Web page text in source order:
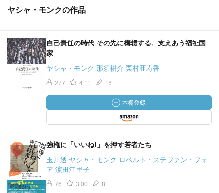
ヤシャ・モンクの作品
自己責任の時代 その先に構想する、支えあう福祉国
家
ヤシャ・モンク 那須耕介 栗村亜寿香
277 4.11 16
強権に「いいね!」を押す若者たち
玉川透 ヤシャ・モンク ロベルト・ステファン・フォ
ア 濵田江里子
76 3.00 8